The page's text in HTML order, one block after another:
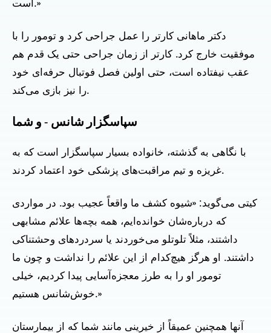
است.»
دکتر ماهانی کارتر را عمل جراحی کرد و تومور را با
موفقیت خارج کرد. کارتر از زمان جراحی حتی یک قدم هم
عقب نیفتاده است، حتی اولین فصل فوتبال حرفه‌ای خود
را نیز بازی می‌کند.
سپاسگزار شانس - و شما
با نگاهی به گذشته، خانواده بسیار سپاسگزار است که به
غریزه و تیم مراقبت‌های پزشکی خود اعتماد کردند.
کیتی می‌گوید: «شیوه کشف ما واقعاً عجیب بود. در مواردی
که درباره‌شان خوانده‌ایم، همه بچه‌ها علائم مشابهی
داشتند، مثلاً تلوتلو می‌خوردند یا سردردهای وحشتناکی
داشتند. او هرگز هیچ‌کدام از این علائم را نداشت و چون ما
تومور او را به طرز معجزه‌آسایی پیدا کردیم، خیلی
خوش‌شانس هستیم.»
آنها همچنین عمیقاً از خیرینی مانند شما که از بیمارستان